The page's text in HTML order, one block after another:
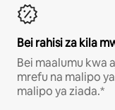
Bei rahisi za kila
Bei maalumu kwa
mrefu na malipo
malipo ya ziada.*